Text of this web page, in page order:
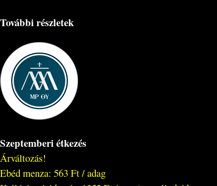
További részletek
Szeptemberi étkezés
Árváltozás!
Ebéd menza: 563 Ft / adag